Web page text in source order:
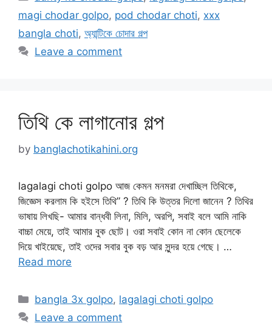
magi chodar golpo, pod chodar choti, xxx
bangla choti, অ্যান্টিকে চোদার গল্প
Leave a comment
তিথি কে লাগানোর গল্প
by banglachotikahini.org
lagalagi choti golpo আজ কেমন মনমরা দেখাচ্ছিল তিথিকে,
জিজ্ঞেস করলাম কি হইসে তিথি” ? তিথি কি উত্তর দিলো জানেন ? তিথির
ভাষায় লিখছি- আমার বান্ধবী লিনা, মিলি, অরপি, সবাই বলে আমি নাকি
বাচ্চা মেয়ে, তাই আমার বুক ছোট। ওরা সবাই কোন না কোন ছেলেকে
দিয়ে খাইয়েছে, তাই ওদের সবার বুক বড় আর সুন্দর হয়ে গেছে। …
Read more
Categories
bangla 3x golpo, lagalagi choti golpo
Leave a comment